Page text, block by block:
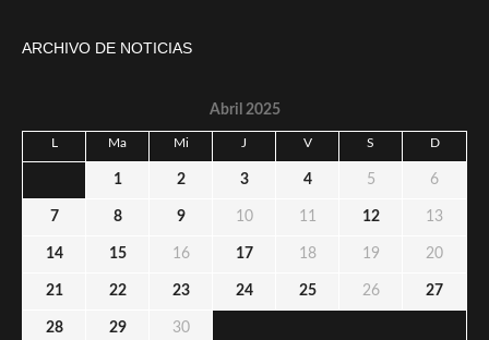
ARCHIVO DE NOTICIAS
Abril 2025
L Ma Mi J V S D
1 2 3 4 5 6
7 8 9 10 11 12 13
14 15 16 17 18 19 20
21 22 23 24 25 26 27
28 29 30